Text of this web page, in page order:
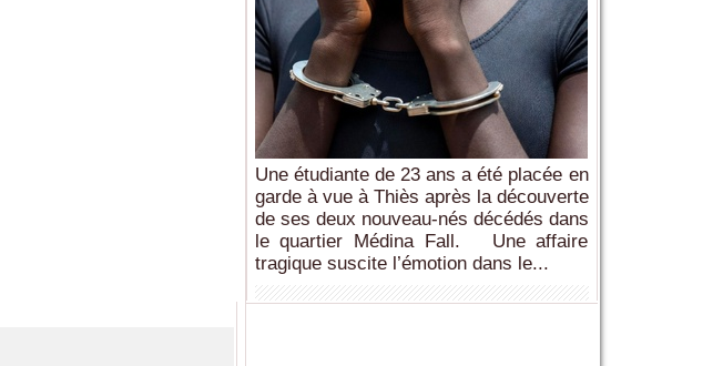
Une étudiante de 23 ans a été placée en
garde à vue à Thiès après la découverte
de ses deux nouveau-nés décédés dans
le quartier Médina Fall. Une affaire
tragique suscite l’émotion dans le...